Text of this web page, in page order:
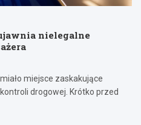
nielegalne
miejsce zaskakujące
drogowej. Krótko przed